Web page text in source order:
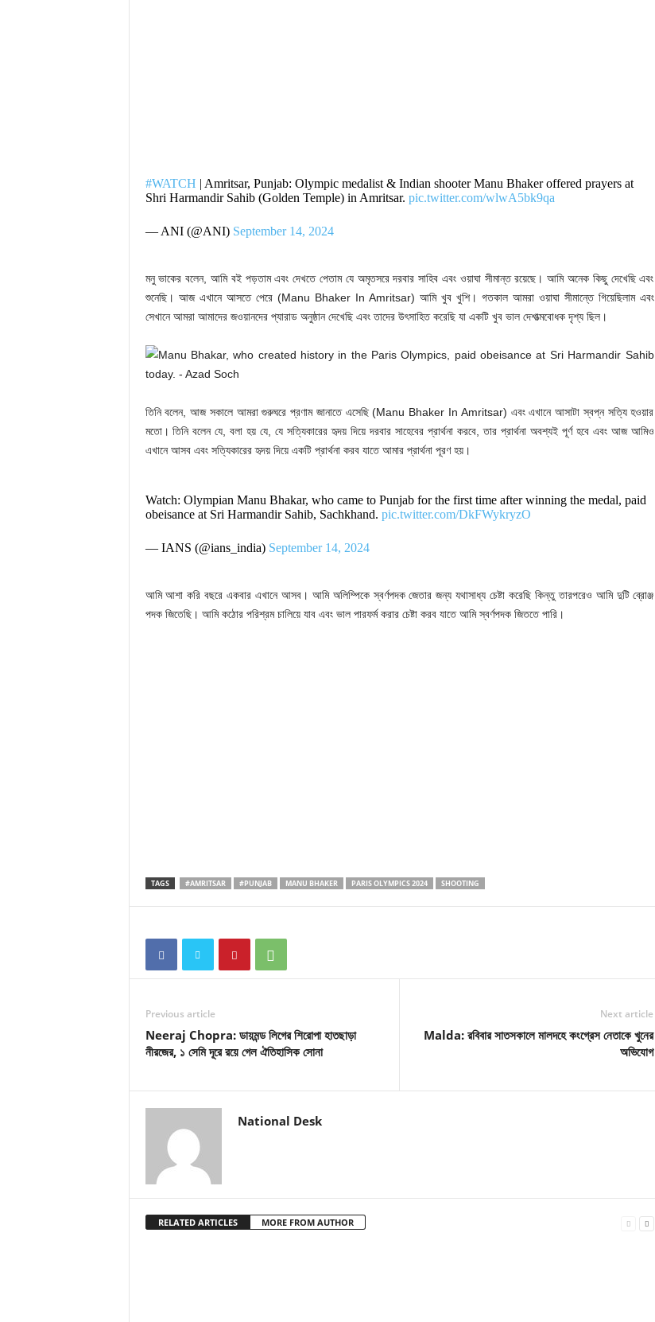
#WATCH | Amritsar, Punjab: Olympic medalist & Indian shooter Manu Bhaker offered prayers at
Shri Harmandir Sahib (Golden Temple) in Amritsar. pic.twitter.com/wlwA5bk9qa
— ANI (@ANI) September 14, 2024
মনু ভাকের বলেন, আমি বই পড়তাম এবং দেখতে পেতাম যে অমৃতসরে দরবার সাহিব এবং ওয়াঘা সীমান্ত রয়েছে। আমি অনেক কিছু দেখেছি এবং
শুনেছি। আজ এখানে আসতে পেরে (Manu Bhaker In Amritsar) আমি খুব খুশি। গতকাল আমরা ওয়াঘা সীমান্তে গিয়েছিলাম এবং
সেখানে আমরা আমাদের জওয়ানদের প্যারাড অনুষ্ঠান দেখেছি এবং তাদের উৎসাহিত করেছি যা একটি খুব ভাল দেশাত্মবোধক দৃশ্য ছিল।
তিনি বলেন, আজ সকালে আমরা গুরুঘরে প্রণাম জানাতে এসেছি (Manu Bhaker In Amritsar) এবং এখানে আসাটা স্বপ্ন সত্যি হওয়ার
মতো। তিনি বলেন যে, বলা হয় যে, যে সত্যিকারের হৃদয় দিয়ে দরবার সাহেবের প্রার্থনা করবে, তার প্রার্থনা অবশ্যই পূর্ণ হবে এবং আজ আমিও
এখানে আসব এবং সত্যিকারের হৃদয় দিয়ে একটি প্রার্থনা করব যাতে আমার প্রার্থনা পূরণ হয়।
Watch: Olympian Manu Bhakar, who came to Punjab for the first time after winning the medal, paid
obeisance at Sri Harmandir Sahib, Sachkhand. pic.twitter.com/DkFWykryzO
— IANS (@ians_india) September 14, 2024
আমি আশা করি বছরে একবার এখানে আসব। আমি অলিম্পিকে স্বর্ণপদক জেতার জন্য যথাসাধ্য চেষ্টা করেছি কিন্তু তারপরেও আমি দুটি ব্রোঞ্জ
পদক জিতেছি। আমি কঠোর পরিশ্রম চালিয়ে যাব এবং ভাল পারফর্ম করার চেষ্টা করব যাতে আমি স্বর্ণপদক জিততে পারি।
TAGS #AMRITSAR #PUNJAB MANU BHAKER PARIS OLYMPICS 2024 SHOOTING
Previous article
Neeraj Chopra: ডায়মন্ড লিগের শিরোপা হাতছাড়া
নীরজের, ১ সেমি দূরে রয়ে গেল ঐতিহাসিক সোনা
Next article
Malda: রবিবার সাতসকালে মালদহে কংগ্রেস নেতাকে খুনের
অভিযোগ
National Desk
RELATED ARTICLES MORE FROM AUTHOR